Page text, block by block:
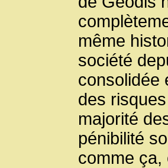
même
société
consolidée
des
majorité
pénibilité
comme ça,